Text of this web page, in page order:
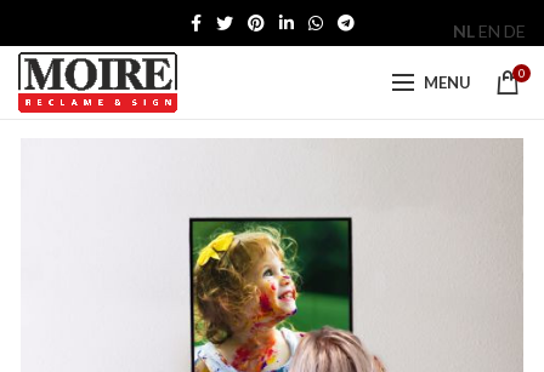
MENU 0
NL EN DE